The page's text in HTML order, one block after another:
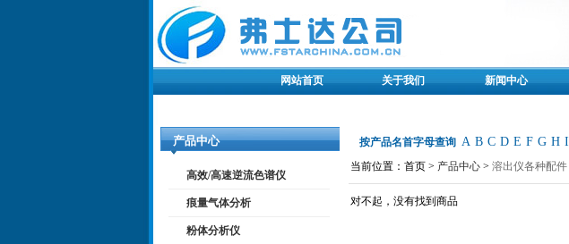
网站首页 关于我们 新闻中心
产品中心
高效/高速逆流色谱仪
痕量气体分析
粉体分析仪
按产品名首字母查询 A B C D E F G H I
当前位置：首页 > 产品中心 > 溶出仪各种配件
对不起，没有找到商品